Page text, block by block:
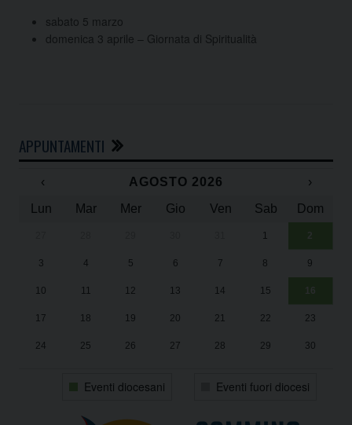
sabato 5 marzo
domenica 3 aprile – Giornata di Spiritualità
APPUNTAMENTI
‹ AGOSTO 2026
›
Lun
Mar Mer Gio Ven Sab Dom
1 2
3 4 5 6 7 8 9
10 11 12 13 14 15 16
17 18 19 20 21 22 23
24 25 26 27 28 29 30
Eventi diocesani Eventi fuori diocesi